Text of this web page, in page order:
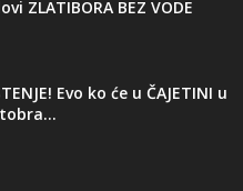
ZLATIBORA BEZ VODE
Evo ko će u ČAJETINI u